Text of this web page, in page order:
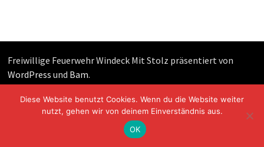
Freiwillige Feuerwehr Windeck Mit Stolz präsentiert von
WordPress und Bam.
Diese Website benutzt Cookies. Wenn du die Website weiter
nutzt, gehen wir von deinem Einverständnis aus.
OK